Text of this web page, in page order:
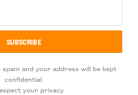
spam and your address will be kept
confidential.
your privacy.